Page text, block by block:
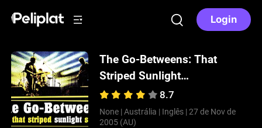
Login
The Go-Betweens: That
Striped Sunlight
Sound (2005)
8.7
None | Austrália | Inglês | 27 de Nov de
2005 (AU)